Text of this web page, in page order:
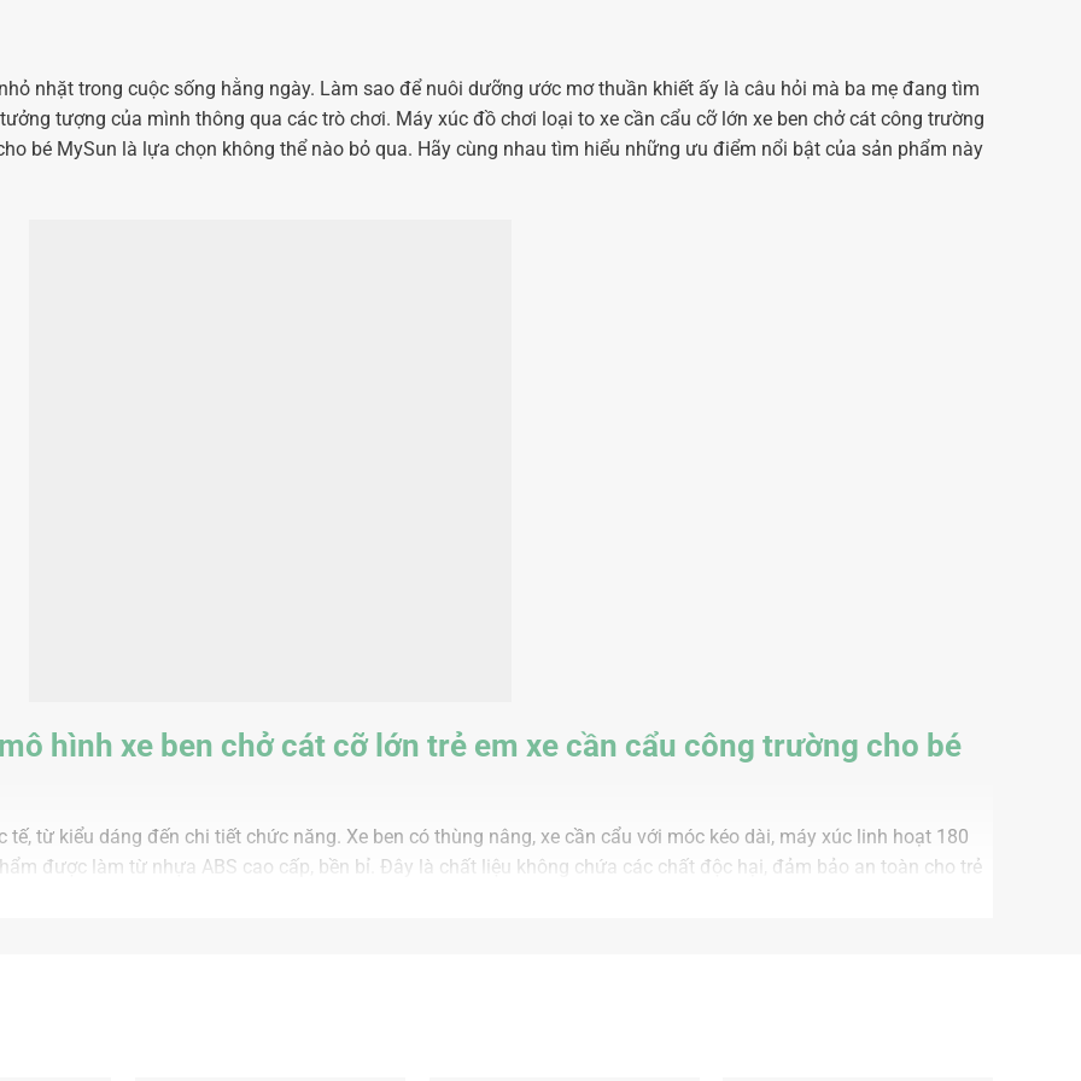
nhặt trong cuộc sống hằng ngày. Làm sao để nuôi dưỡng ước mơ thuần khiết ấy là câu hỏi mà ba mẹ đang tìm
tượng của mình thông qua các trò chơi. Máy xúc đồ chơi loại to xe cần cẩu cỡ lớn xe ben chở cát công trường
bé MySun là lựa chọn không thể nào bỏ qua. Hãy cùng nhau tìm hiểu những ưu điểm nổi bật của sản phẩm này
hình xe ben chở cát cỡ lớn trẻ em xe cần cẩu công trường cho bé
từ kiểu dáng đến chi tiết chức năng. Xe ben có thùng nâng, xe cần cẩu với móc kéo dài, máy xúc linh hoạt 180
được làm từ nhựa ABS cao cấp, bền bỉ. Đây là chất liệu không chứa các chất độc hại, đảm bảo an toàn cho trẻ